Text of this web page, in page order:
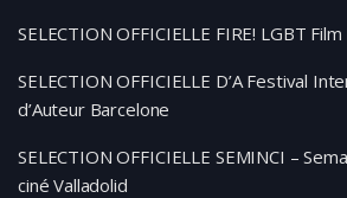
SELECTION OFFICIELLE FIRE! LGBT
SELECTION OFFICIELLE D’A Festival
d’Auteur Barcelone
SELECTION OFFICIELLE SEMINCI –
ciné Valladolid